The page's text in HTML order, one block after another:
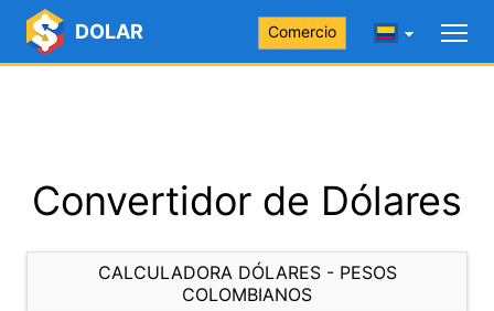
DOLAR Comercio
Convertidor de Dólares
CALCULADORA DÓLARES - PESOS
COLOMBIANOS